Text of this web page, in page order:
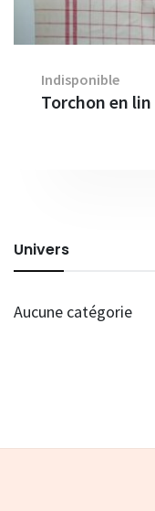
Indisponible
Torchon en lin
Univers
Aucune catégorie